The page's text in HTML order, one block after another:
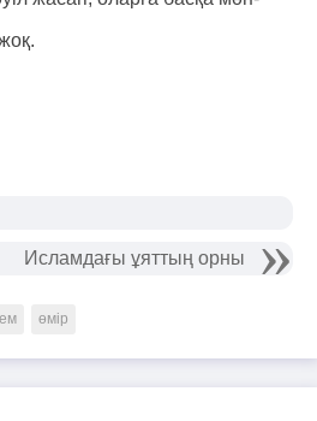
Исламдағы ұяттың орны
өмір